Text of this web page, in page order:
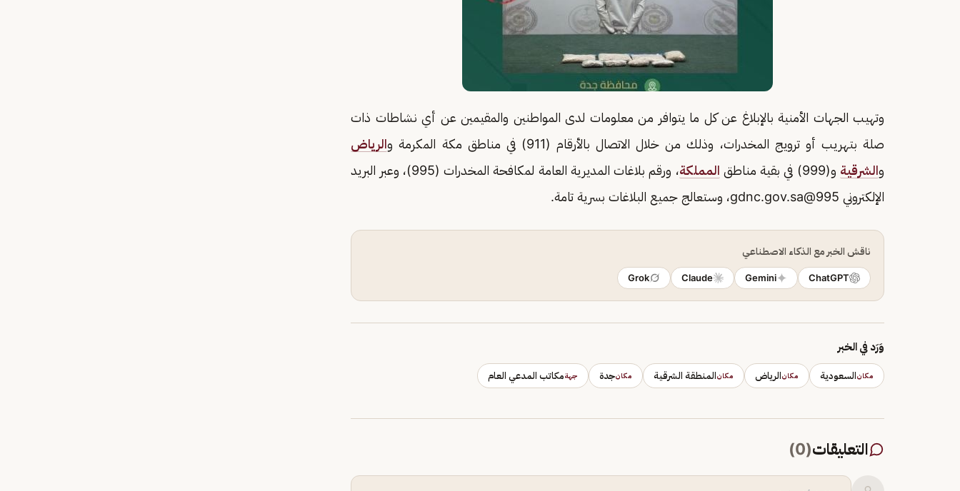
وتهيب الجهات الأمنية بالإبلاغ عن كل ما يتوافر من معلومات لدى المواطنين والمقيمين عن أي نشاطات ذات
صلة بتهريب أو ترويج المخدرات، وذلك من خلال الاتصال بالأرقام (911) في مناطق مكة المكرمة و
الرياض
والشرقية و(999) في بقية مناطق المملكة
، ورقم بلاغات المديرية العامة لمكافحة المخدرات (995)، وعبر البريد
الإلكتروني 995@gdnc.gov.sa ، وستعالج جميع البلاغات بسرية تامة.
ناقش الخبر مع الذكاء الاصطناعي
ChatGPT
Gemini
Claude
Grok
وَرَد في الخبر
مكانالسعودية مكانالرياض مكانالمنطقة الشرقية مكانجدة جهةمكاتب المدعي العام
التعليقات(
0
)